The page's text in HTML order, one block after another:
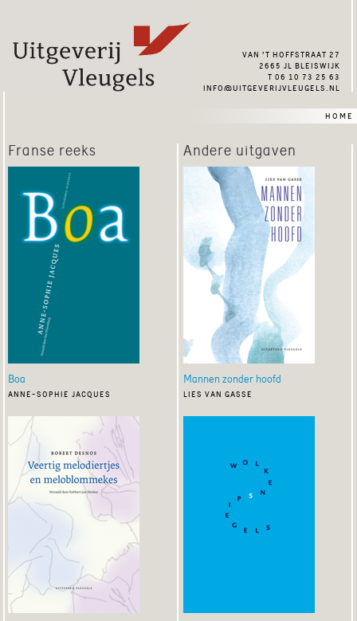
van ’t hoffstraat 27
2665 jl bleiswijk
t 06 10 73 25 63
info@uitgeverijvleugels.nl
home
Franse reeks
Boa
anne-sophie jacques
Andere uitgaven
Mannen zonder hoofd
lies van gasse